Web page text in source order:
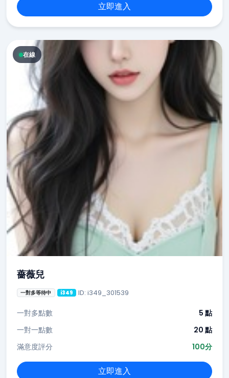
立即進入
在線
薔薇兒
一對多等待中 i349 ID: i349_301539
一對多點數
5 點
一對一點數
20 點
滿意度評分
100分
立即進入